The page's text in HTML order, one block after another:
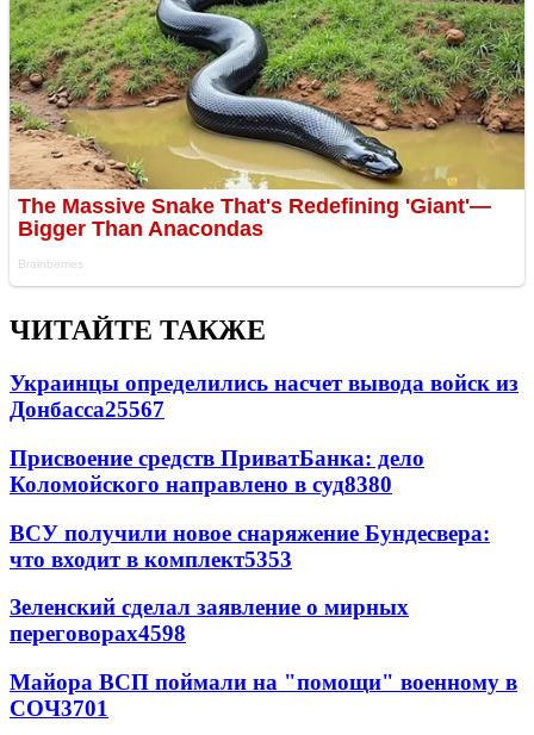
ЧИТАЙТЕ ТАКЖЕ
Украинцы определились насчет вывода войск из
Донбасса25567
Присвоение средств ПриватБанка: дело
Коломойского направлено в суд8380
ВСУ получили новое снаряжение Бундесвера:
что входит в комплект5353
Зеленский сделал заявление о мирных
переговорах4598
Майора ВСП поймали на "помощи" военному в
СОЧ3701